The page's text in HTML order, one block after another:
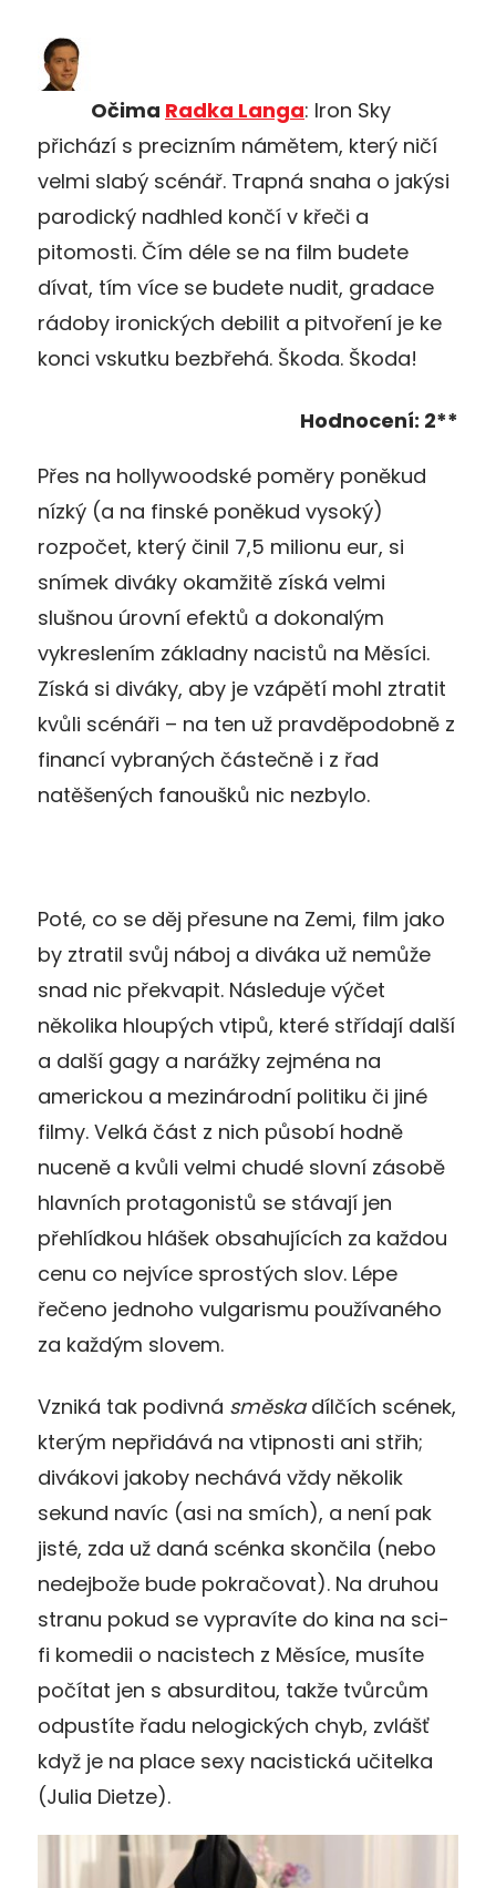
Očima Radka Langa: Iron Sky
přichází s precizním námětem, který ničí
velmi slabý scénář. Trapná snaha o jakýsi
parodický nadhled končí v křeči a
pitomosti. Čím déle se na film budete
dívat, tím více se budete nudit, gradace
rádoby ironických debilit a pitvoření je ke
konci vskutku bezbřehá. Škoda. Škoda!
Hodnocení: 2**
Přes na hollywoodské poměry poněkud
nízký (a na finské poněkud vysoký)
rozpočet, který činil 7,5 milionu eur, si
snímek diváky okamžitě získá velmi
slušnou úrovní efektů a dokonalým
vykreslením základny nacistů na Měsíci.
Získá si diváky, aby je vzápětí mohl ztratit
kvůli scénáři – na ten už pravděpodobně z
financí vybraných částečně i z řad
natěšených fanoušků nic nezbylo.
Poté, co se děj přesune na Zemi, film jako
by ztratil svůj náboj a diváka už nemůže
snad nic překvapit. Následuje výčet
několika hloupých vtipů, které střídají další
a další gagy a narážky zejména na
americkou a mezinárodní politiku či jiné
filmy. Velká část z nich působí hodně
nuceně a kvůli velmi chudé slovní zásobě
hlavních protagonistů se stávají jen
přehlídkou hlášek obsahujících za každou
cenu co nejvíce sprostých slov. Lépe
řečeno jednoho vulgarismu používaného
za každým slovem.
Vzniká tak podivná směskadílčích scének,
kterým nepřidává na vtipnosti ani střih;
divákovi jakoby nechává vždy několik
sekund navíc (asi na smích), a není pak
jisté, zda už daná scénka skončila (nebo
nedejbože bude pokračovat). Na druhou
stranu pokud se vypravíte do kina na sci-
fi komedii o nacistech z Měsíce, musíte
počítat jen s absurditou, takže tvůrcům
odpustíte řadu nelogických chyb, zvlášť
když je na place sexy nacistická učitelka
(Julia Dietze).